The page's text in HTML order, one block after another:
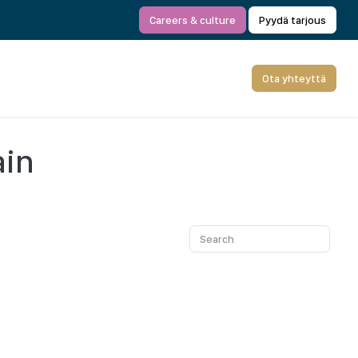
Careers & culture Pyydä tarjous
Ota yhteyttä